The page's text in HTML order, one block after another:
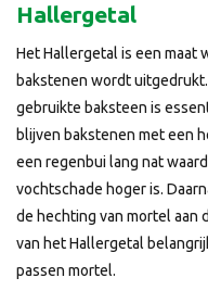
Hallergetal
Het Hallergetal is een maat
bakstenen wordt
gebruikte baksteen is
blijven bakstenen met een
een regenbui lang nat
vochtschade hoger is.
de hechting van mortel aan
van het Hallergetal
passen mortel.